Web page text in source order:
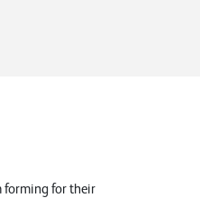
forming for their